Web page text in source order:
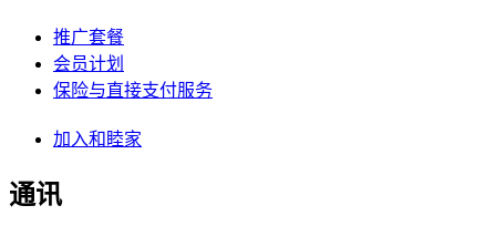
推广套餐
会员计划
保险与直接支付服务
加入和睦家
通讯